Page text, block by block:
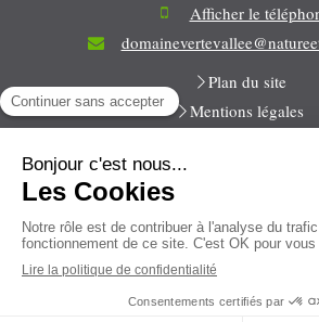
Afficher le
Plan du site
Mentions légales
Toute la semaine